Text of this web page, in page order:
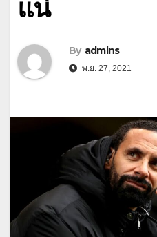
แน่
By admins
พ.ย. 27, 2021